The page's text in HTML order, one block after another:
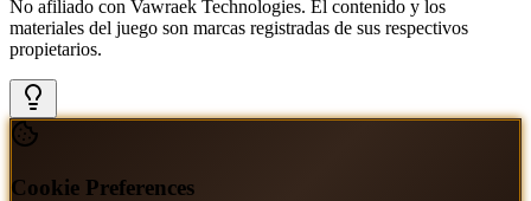
No afiliado con Vawraek Technologies. El contenido y los
materiales del juego son marcas registradas de sus respectivos
propietarios.
Cookie Preferences